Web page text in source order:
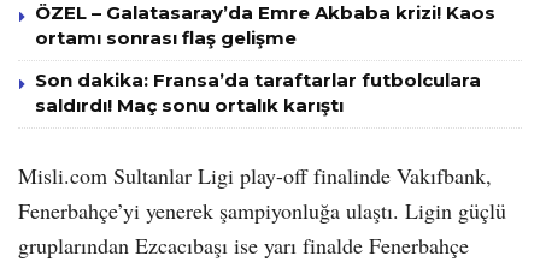
ÖZEL – Galatasaray’da Emre Akbaba krizi! Kaos
ortamı sonrası flaş gelişme
Son dakika: Fransa’da taraftarlar futbolculara
saldırdı! Maç sonu ortalık karıştı
Misli.com Sultanlar Ligi play-off finalinde Vakıfbank,
Fenerbahçe’yi yenerek şampiyonluğa ulaştı. Ligin güçlü
gruplarından Ezcacıbaşı ise yarı finalde Fenerbahçe